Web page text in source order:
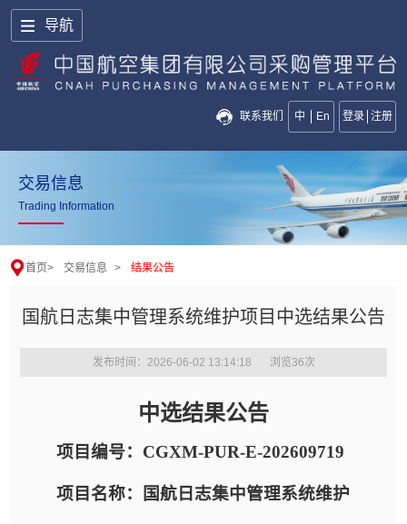
导航
联系我们 中 En 登录 注册
交易信息
Trading Information
首页> 交易信息 > 结果公告
国航日志集中管理系统维护项目中选结果公告
发布时间：2026-06-02 13:14:18 浏览36次
中选结果公告
项目编号：CGXM-PUR-E-202609719
项目名称：国航日志集中管理系统维护